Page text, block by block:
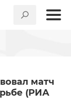
матч
(РИА